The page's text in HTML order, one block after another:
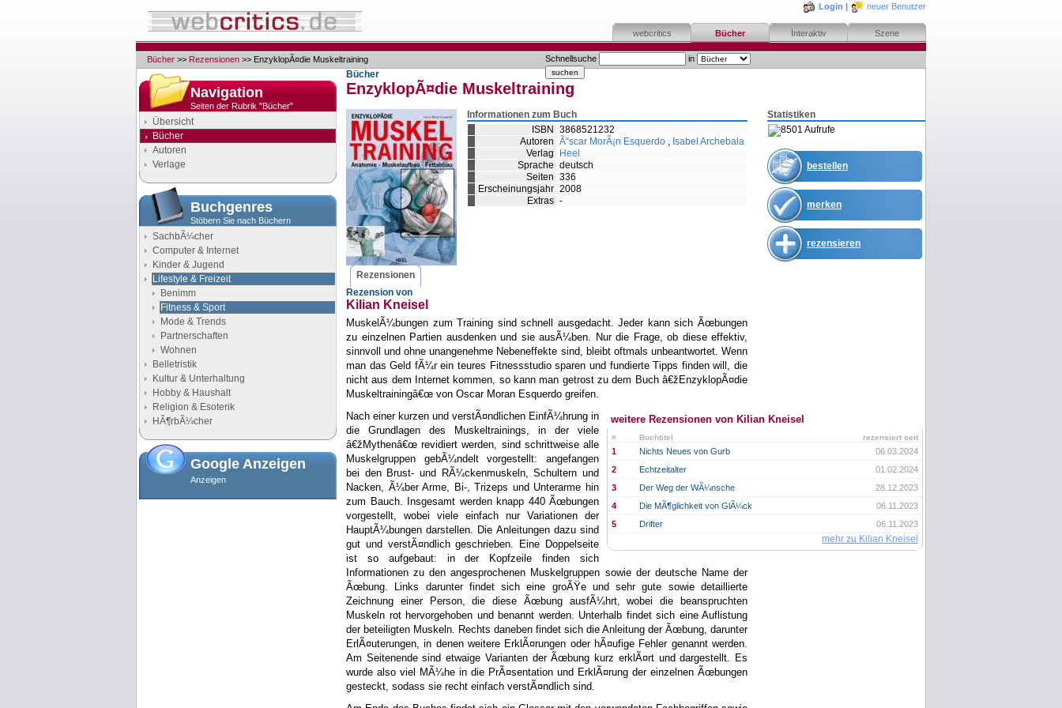
Login | neuer Benutzer
webcritics Bücher Interaktiv Szene
Schnellsuche in
Bücher >> Rezensionen >> EnzyklopÃ¤die Muskeltraining
Navigation
Seiten der Rubrik "Bücher"
Übersicht
Bücher
Autoren
Verlage
Buchgenres
Stöbern Sie nach Büchern
SachbÃ¼cher
Computer & Internet
Kinder & Jugend
Lifestyle & Freizeit
Benimm
Fitness & Sport
Mode & Trends
Partnerschaften
Wohnen
Belletristik
Kultur & Unterhaltung
Hobby & Haushalt
Religion & Esoterik
HÃ¶rbÃ¼cher
Google Anzeigen
Anzeigen
Bücher
EnzyklopÃ¤die Muskeltraining
Statistiken
8501 Aufrufe
bestellen
merken
rezensieren
Informationen zum Buch
ISBN
3868521232
Autoren Ã“scar MorÃ¡n Esquerdo , Isabel Archebala
Verlag
Heel
Sprache deutsch
Seiten 336
Erscheinungsjahr 2008
Extras -
Rezensionen
Rezension von
Kilian Kneisel
MuskelÃ¼bungen zum Training sind schnell ausgedacht. Jeder kann sich Ãœbungen
zu einzelnen Partien ausdenken und sie ausÃ¼ben. Nur die Frage, ob diese effektiv,
sinnvoll und ohne unangenehme Nebeneffekte sind, bleibt oftmals unbeantwortet. Wenn
man das Geld fÃ¼r ein teures Fitnessstudio sparen und fundierte Tipps finden will, die
nicht aus dem Internet kommen, so kann man getrost zu dem Buch â€žEnzyklopÃ¤die
Muskeltrainingâ€œ von Oscar Moran Esquerdo greifen.
weitere Rezensionen von Kilian Kneisel
# rezensiert seit
Buchtitel
1 06.03.2024
Nichts Neues von Gurb
2
01.02.2024
Echtzeitalter
3
28.12.2023
Der Weg der WÃ¼nsche
4
06.11.2023
Die MÃ¶glichkeit von GlÃ¼ck
5
06.11.2023
Drifter
mehr zu Kilian Kneisel
Nach einer kurzen und verstÃ¤ndlichen EinfÃ¼hrung in
die Grundlagen des Muskeltrainings, in der viele
â€žMythenâ€œ revidiert werden, sind schrittweise alle
Muskelgruppen gebÃ¼ndelt vorgestellt: angefangen
bei den Brust- und RÃ¼ckenmuskeln, Schultern und
Nacken, Ã¼ber Arme, Bi-, Trizeps und Unterarme hin
zum Bauch. Insgesamt werden knapp 440 Ãœbungen
vorgestellt, wobei viele einfach nur Variationen der
HauptÃ¼bungen darstellen. Die Anleitungen dazu sind
gut und verstÃ¤ndlich geschrieben. Eine Doppelseite
ist so aufgebaut: in der Kopfzeile finden sich
Informationen zu den angesprochenen Muskelgruppen sowie der deutsche Name der
Ãœbung. Links darunter findet sich eine groÃŸe und sehr gute sowie detaillierte
Zeichnung einer Person, die diese Ãœbung ausfÃ¼hrt, wobei die beanspruchten
Muskeln rot hervorgehoben und benannt werden. Unterhalb findet sich eine Auflistung
der beteiligten Muskeln. Rechts daneben findet sich die Anleitung der Ãœbung, darunter
ErlÃ¤uterungen, in denen weitere ErklÃ¤rungen oder hÃ¤ufige Fehler genannt werden.
Am Seitenende sind etwaige Varianten der Ãœbung kurz erklÃ¤rt und dargestellt. Es
wurde also viel MÃ¼he in die PrÃ¤sentation und ErklÃ¤rung der einzelnen Ãœbungen
gesteckt, sodass sie recht einfach verstÃ¤ndlich sind.